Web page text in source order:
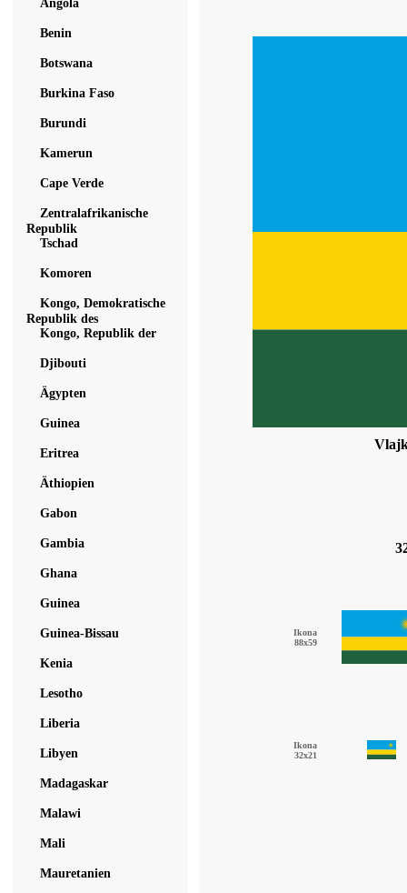
Benin
Botswana
Burkina Faso
Burundi
Kamerun
Cape Verde
Zentralafrikanische
Republik
Tschad
Komoren
Kongo, Demokratische
Republik des
Kongo, Republik der
Djibouti
Ägypten
Guinea
Eritrea
Äthiopien
Gabon
Gambia
Ghana
Guinea
Guinea-Bissau
Kenia
Lesotho
Liberia
Libyen
Madagaskar
Malawi
Mali
Mauretanien
Ikona
88x59
Ikona
32x21